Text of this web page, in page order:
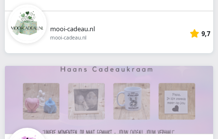
mooi-cadeau.nl
mooi-cadeau.nl 9,7